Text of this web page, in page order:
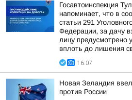
Госавтоинспекция
напоминает, что в
статьи 291
Федерации, за дачу
лицу предусмотрено
вплоть до лишения
16:07
Новая Зеландия
против России